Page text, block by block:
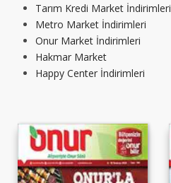
Tarım Kredi Market İndirimleri
Metro Market İndirimleri
Onur Market İndirimleri
Hakmar Market
Happy Center İndirimleri